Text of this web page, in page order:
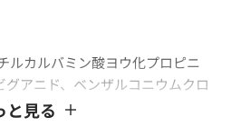
ルカルバミン酸ヨウ化プロピニ
アニド、ベンザルコニウムクロ
、EDTA‐2Na、セチルピリジニウ
と見る